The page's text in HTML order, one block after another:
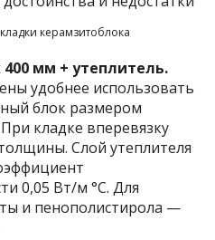
керамзитоблока
мм + утеплитель.
удобнее использовать
блок размером
кладке вперевязку
Слой утеплителя
0,05 Вт/м °С. Для
и пенополистирола —